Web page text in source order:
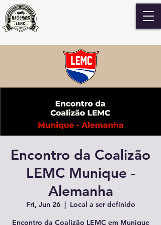
Encontro da Coalizão
LEMC Munique -
Alemanha
Fri, Jun 26
  |
Local a ser definido
Encontro da Coalizão LEMC em Munique